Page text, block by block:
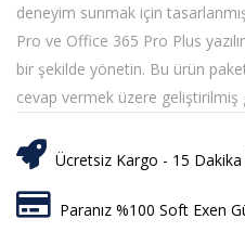
deneyim sunmak için
Pro ve Office 365 Pro Plus
bir şekilde yönetin. Bu ürün
cevap vermek üzere geliştirilmiş
Ücretsiz Kargo - 15
Paranız %100 Soft Exen